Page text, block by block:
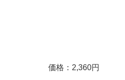
価格：2,360円